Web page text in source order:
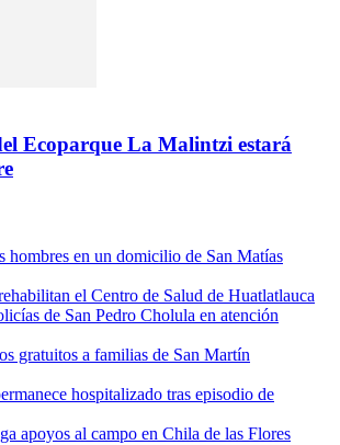
Ecoparque La Malintzi estará
hombres en un domicilio de San Matías
el Centro de Salud de Huatlatlauca
de San Pedro Cholula en atención
gratuitos a familias de San Martín
hospitalizado tras episodio de
apoyos al campo en Chila de las Flores